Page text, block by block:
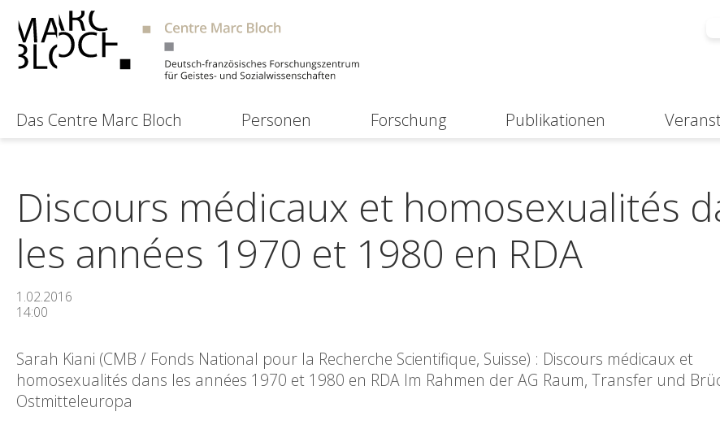
Das Centre Marc Bloch Personen Forschung Publikationen
Discours médicaux et homosexualités
les années 1970 et 1980 en RDA
1.02.2016
14:00
Sarah Kiani (CMB / Fonds National pour la Recherche Scientifique, Suisse) : Discours médicaux et
homosexualités dans les années 1970 et 1980 en RDA Im Rahmen der AG Raum, Transfer und
Ostmitteleuropa